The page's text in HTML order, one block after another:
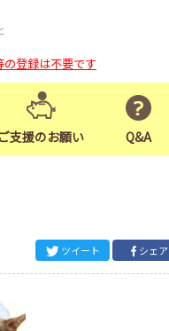
登録は不要です
ご支援のお願い Q&A
ツイート シェア